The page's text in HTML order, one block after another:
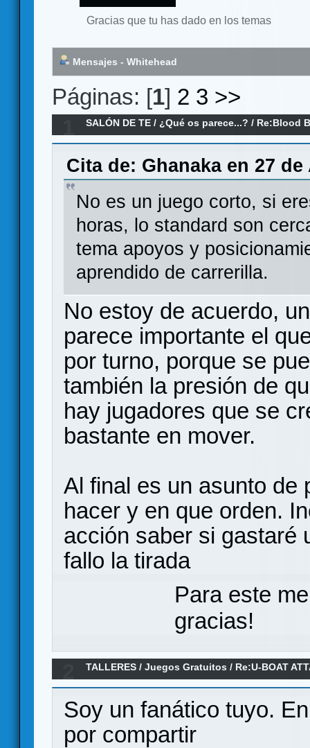
Gracias que tu has dado en los temas
Mensajes - Whitehead
Páginas: [1] 2 3 >>
SALÓN DE TE /¿Qué os parece...? / Re:Blood
Cita de: Ghanaka en 27
No es un juego corto, si
horas, lo standard son
tema apoyos y
aprendido de carrerilla.
No estoy de acuerdo,
parece importante el
por turno, porque se
también la presión de
hay jugadores que se
bastante en mover.
Al final es un asunto de
hacer y en que orden.
acción saber si gastaré
fallo la tirada
Para este
gracias!
TALLERES /Juegos Gratuitos/ Re:U-BOAT
Soy un fanático tuyo.
por compartir